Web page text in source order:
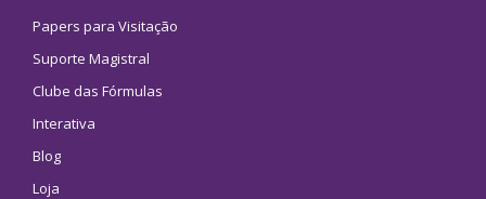
Papers para Visitação
Suporte Magistral
Clube das Fórmulas
Interativa
Blog
Loja